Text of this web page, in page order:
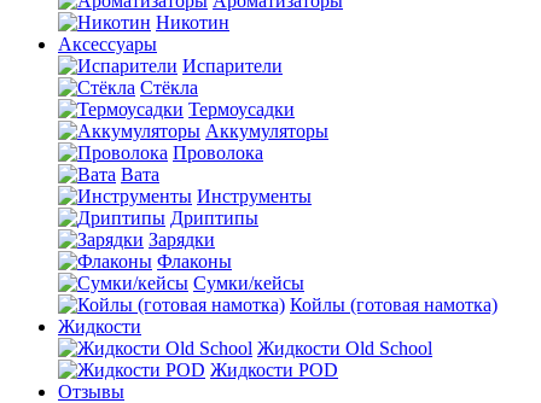
Никотин
Аксессуары
Испарители
Стёкла
Термоусадки
Аккумуляторы
Проволока
Вата
Инструменты
Дриптипы
Зарядки
Флаконы
Сумки/кейсы
Койлы (готовая намотка)
Жидкости
Жидкости Old School
Жидкости POD
Отзывы